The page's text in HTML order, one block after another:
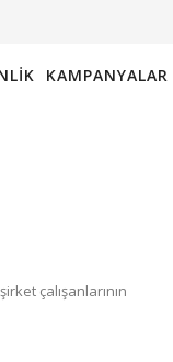
KAMPANYALAR
çalışanlarının